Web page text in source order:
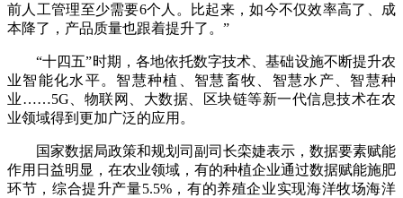
前人工管理至少需要6个人。比起来，如今不仅效率高了、成
本降了，产品质量也跟着提升了。”
“十四五”时期，各地依托数字技术、基础设施不断提升农
业智能化水平。智慧种植、智慧畜牧、智慧水产、智慧种
业……5G、物联网、大数据、区块链等新一代信息技术在农
业领域得到更加广泛的应用。
国家数据局政策和规划司副司长栾婕表示，数据要素赋能
作用日益明显，在农业领域，有的种植企业通过数据赋能施肥
环节，综合提升产量5.5%，有的养殖企业实现海洋牧场海洋